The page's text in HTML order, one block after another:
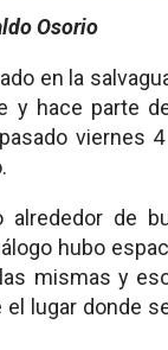
Osorio
en la
hace parte
viernes
alrededor de
hubo
mismas y
lugar donde